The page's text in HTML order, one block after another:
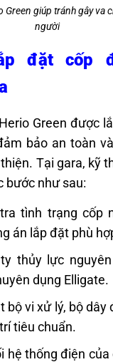
Green giúp tránh gây va
người
đặt cốp
Green được
bảo an toàn
Tại gara, kỹ
bước như sau:
tình trạng cốp
án lắp đặt phù
thủy lực
dụng Elligate.
bộ vi xử lý, bộ dây
tiêu chuẩn.
hệ thống điện của